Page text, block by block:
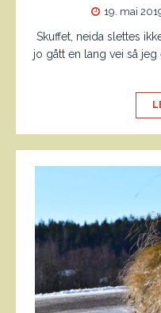
19. mai
Skuffet, neida slettes
jo gått en lang vei så